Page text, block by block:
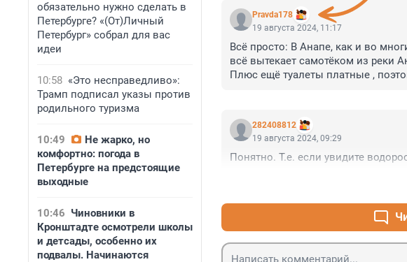
обязательно нужно сделать в
Петербурге? «(От)Личный
Петербург» собрал для вас
идеи
10:58 «Это несправедливо»:
Трамп подписал указы против
родильного туризма
10:49
Не жарко, но
комфортно: погода в
Петербурге на предстоящие
выходные
10:46 Чиновники в
Кронштадте осмотрели школы
и детсады, особенно их
подвалы. Начинаются
Pravda178
19 августа 2024, 11:17
Всё просто: В Анапе, как и во
всё вытекает самотёком из реки
Плюс ещё туалеты платные ,
282408812
19 августа 2024, 09:29
Понятно. Т.е. если увидите